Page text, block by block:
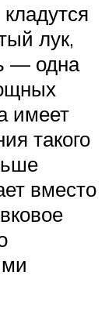
лук,
— одна
имеет
такого
вместо